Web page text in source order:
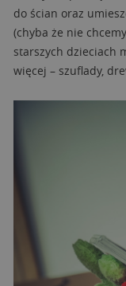
do ścian oraz
(chyba że nie
starszych dzieciach
więcej – szuflady,